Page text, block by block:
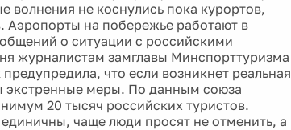
волнения не коснулись пока курортов,
Аэропорты на побережье работают в
о ситуации с российскими
журналистам замглавы Минспорттуризма
что если возникнет реальная
экстренные меры. По данным союза
20 тысяч российских туристов.
чаще люди просят не отменить, а